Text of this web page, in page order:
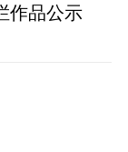
作品公示